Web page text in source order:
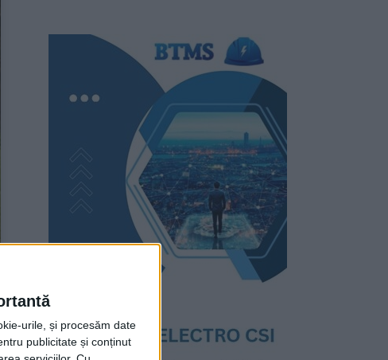
urile, și procesăm date
publicitate și conținut